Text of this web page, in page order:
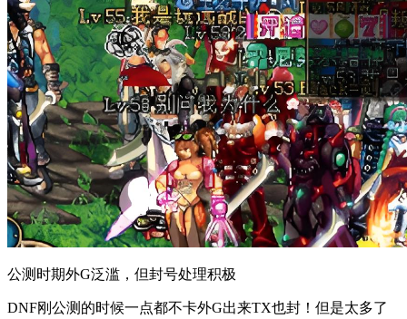
公测时期外G泛滥，但封号处理积极
DNF刚公测的时候一点都不卡外G出来TX也封！但是太多了